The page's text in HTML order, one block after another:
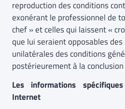
reproduction des conditions
exonérant le professionnel de
chef » et celles qui laissent «
que lui seraient opposables
unilatérales des conditions
postérieurement à la
Les informations
Internet